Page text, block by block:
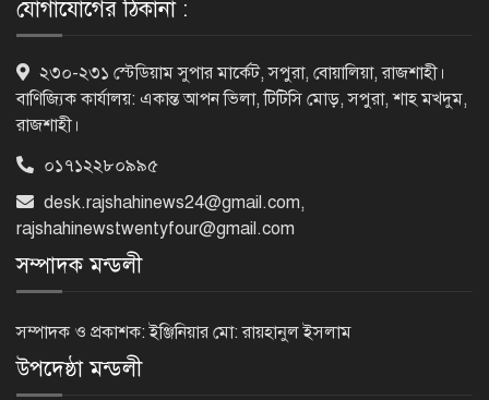
৫ আগস্ট গণতান্ত্রিক রাজনৈতিক অধিকার
পুনঃপ্রতিষ্ঠার দিন: প্রধানমন্ত্রী
ফাইনালে সান্তোস
যোগাযোগের ঠিকানা :
২৩০-২৩১ স্টেডিয়াম সুপার মার্কেট, সপুরা, বোয়ালিয়া, রাজশাহী।
বাণিজ্যিক কার্যালয়: একান্ত আপন ভিলা, টিটিসি মোড়, সপুরা, শাহ মখদুম,
রাজশাহী।
০১৭১২২৮০৯৯৫
desk.rajshahinews24@gmail.com,
rajshahinewstwentyfour@gmail.com
সম্পাদক মন্ডলী
সম্পাদক ও প্রকাশক: ইঞ্জিনিয়ার মো: রায়হানুল ইসলাম
উপদেষ্ঠা মন্ডলী